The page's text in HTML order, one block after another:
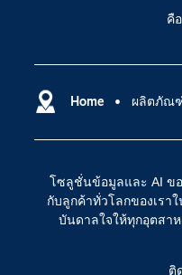
Home ผลิตภัณ
โซลูชั่นข้อมูลและ AI ขอ
กับลูกค้าทั่วโลกของเรา
บันดาลใจให้ทุกอุตสา
ติ
สำห
การฝึ
การเปลี่
คื
ปัญ